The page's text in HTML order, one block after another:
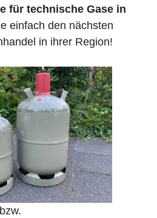
für technische Gase in
einfach den nächsten
in ihrer Region!